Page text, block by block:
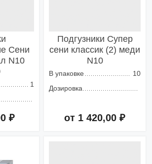
Сени
N10
1
₽
Подгузники Супер
сени классик (2) меди
N10
В упаковке
10
Дозировка
от 1 420,00 ₽